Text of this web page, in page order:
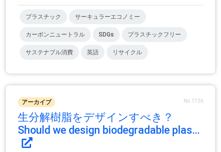
プラスチック サーキュラーエコノミー
カーボンニュートラル SDGs プラスチックフリー
サステナブル消費 英語 リサイクル
アーカイブ No.1726
生分解樹脂をデザインすべき？
Should we design biodegradable plas...